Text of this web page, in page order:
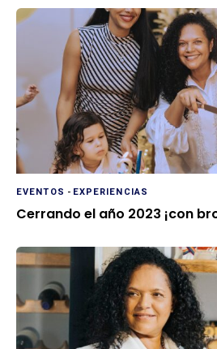
EVENTOS - EXPERIENCIAS
Cerrando el año 2023 ¡con